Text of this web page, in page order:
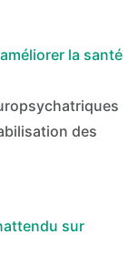
la santé
des
sur